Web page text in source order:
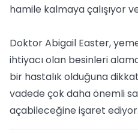
hamile kalmaya çalışıyor
Doktor Abigail Easter,
ihtiyacı olan besinleri
bir hastalık olduğuna
vadede çok daha önemli
açabileceğine işaret ediyor.